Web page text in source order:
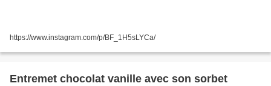
https://www.instagram.com/p/BF_1H5sLYCa/
Entremet chocolat vanille avec son sorbet